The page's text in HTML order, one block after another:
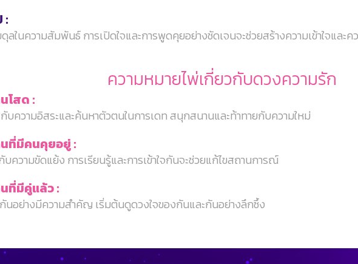
:
ลในความสัมพันธ์ การเปิดใจและการพูดคุยอย่างชัดเจนจะช่วยสร้างความเข้าใจและ
ความหมายไพ่เกี่ยวกับดวงความรัก
โสด :
บความอิสระและค้นหาตัวตนในการเดท สนุกสนานและท้าทายกับความใหม่
ที่มีคนคุยอยู่ :
วามขัดแย้ง การเรียนรู้และการเข้าใจกันจะช่วยแก้ไขสถานการณ์
ที่มีคู่แล้ว :
กันอย่างมีความสำคัญ เริ่มต้นดูดวงใจของกันและกันอย่างลึกซึ้ง